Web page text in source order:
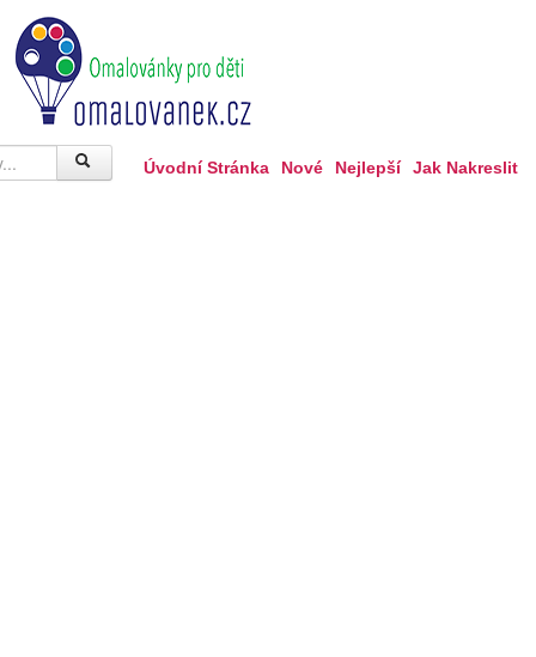
Úvodní Stránka Nové Nejlepší Jak Nakreslit